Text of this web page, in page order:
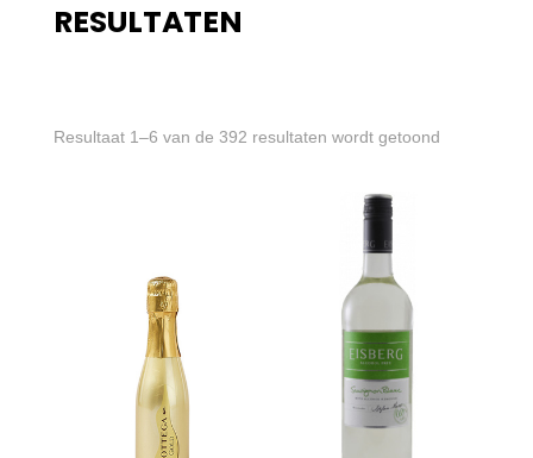
RESULTATEN
Resultaat 1–6 van de 392 resultaten wordt getoondGesorteerd